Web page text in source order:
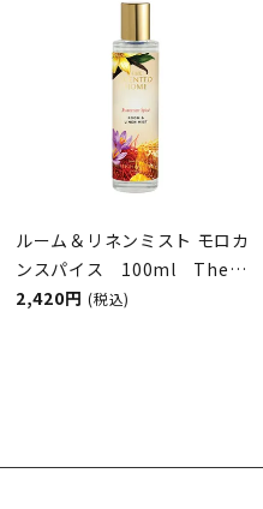
ルーム＆リネンミスト モロカ
ンスパイス 100ml The
Scented Home by Ashleigh
2,420円 (税込)